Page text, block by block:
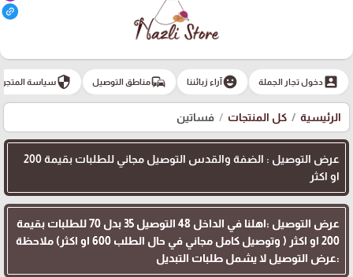
account_boxدخول تجار الجملة emoji_emotionsآراء زبائننا commuteمناطق التوصيل securityسياسة المتجر
الرئيسية كل المنتجات فساتين
عرض التوصيل : الضفة والقدس التوصيل مجاني للطلبات بقيمة 200
او اكثر
عرض التوصيل :اهلنا في الداخل 48 التوصيل 35 بدل 70 للطلبات بقيمة
200 او اكثر ( وتوصيل كامل مجاني في حال الطلب 600 او اكثر) ملاحظة
:عرض التوصيل لا يشمل طلبات التبديل